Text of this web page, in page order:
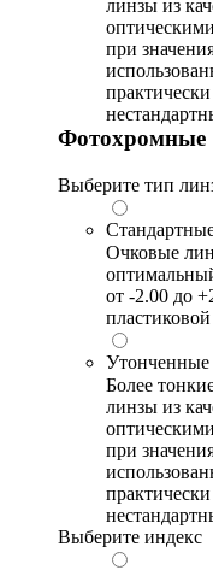
линзы из
при
Фотохромные
Выберите тип
Очковые
от -2.00 до
Утонченные
Более
линзы из
при
Выберите индекс